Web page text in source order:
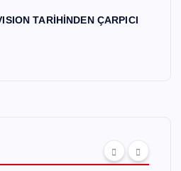
TARİHİNDEN ÇARPICI